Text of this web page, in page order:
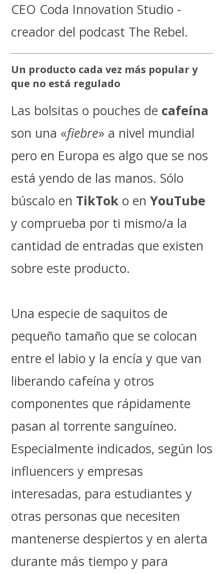
CEO Coda Innovation Studio -
creador del podcast The Rebel.
Un producto cada vez más popular y
que no está regulado
Las bolsitas o pouches de cafeína
son una «fiebre» a nivel mundial
pero en Europa es algo que se nos
está yendo de las manos. Sólo
búscalo en TikTok o enYouTube
y comprueba por ti mismo/a la
cantidad de entradas que existen
sobre este producto.
Una especie de saquitos de
pequeño tamaño que se colocan
entre el labio y la encía y que van
liberando cafeína y otros
componentes que rápidamente
pasan al torrente sanguíneo.
Especialmente indicados, según los
influencers y empresas
interesadas, para estudiantes y
otras personas que necesiten
mantenerse despiertos y en alerta
durante más tiempo y para